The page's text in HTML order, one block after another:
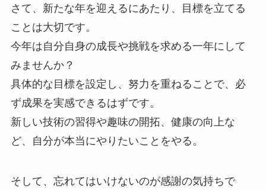
さて、新たな年を迎えるにあたり、目標を立てる
ことは大切です。
今年は自分自身の成長や挑戦を求める一年にして
みませんか？
具体的な目標を設定し、努力を重ねることで、必
ず成果を実感できるはずです。
新しい技術の習得や趣味の開拓、健康の向上な
ど、自分が本当にやりたいことをやる。
そして、忘れてはいけないのが感謝の気持ちで